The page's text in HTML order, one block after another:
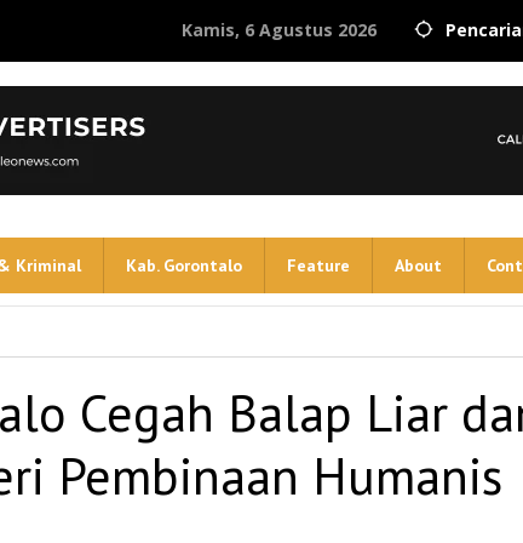
Kamis, 6 Agustus 2026
Kriminal Kab. Gorontalo Feature About
Cegah Balap Liar
Pembinaan Humanis